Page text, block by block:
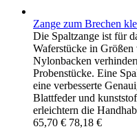
Zange zum Brechen
Die Spaltzange ist für
Waferstücke in
Nylonbacken
Probenstücke. Eine
eine verbesserte
Blattfeder und
erleichtern die
65,70 € 78,18 €